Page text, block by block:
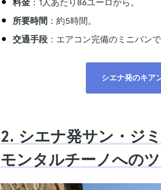
料金 ：1人あたり86ユーロから。
所要時間 ：約5時間。
交通手段 ：エアコン完備のミニバン
シエナ発のキア
2. シエナ発サン・ジ
モンタルチーノへの